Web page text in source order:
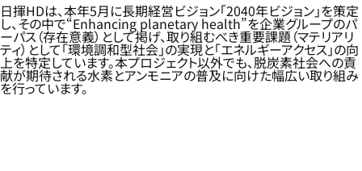
日揮HDは、本年5月に長期経営ビジョン「2040年ビジョン」を策定
し、その中で“Enhancing planetary health”を企業グループのパ
ーパス（存在意義）として掲げ、取り組むべき重要課題（マテリアリ
ティ）として「環境調和型社会」の実現と「エネルギーアクセス」の向
上を特定しています。本プロジェクト以外でも、脱炭素社会への貢
献が期待される水素とアンモニアの普及に向けた幅広い取り組み
を行っています。